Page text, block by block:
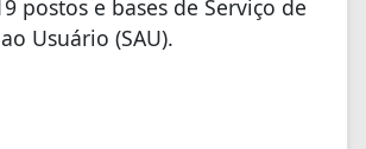
postos e bases de Serviço de
Usuário (SAU).